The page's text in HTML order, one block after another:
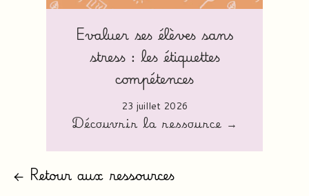
Evaluer ses élèves sans
stress : les étiquettes
compétences
23 juillet 2026
Découvrir la ressource →
← Retour aux ressources